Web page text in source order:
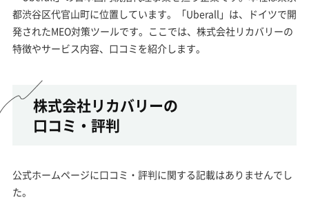
都渋谷区代官山町に位置しています。「Uberall」は、ドイツで開
発されたMEO対策ツールです。ここでは、株式会社リカバリーの
特徴やサービス内容、口コミを紹介します。
株式会社リカバリーの
口コミ・評判
公式ホームページに口コミ・評判に関する記載はありませんでし
た。